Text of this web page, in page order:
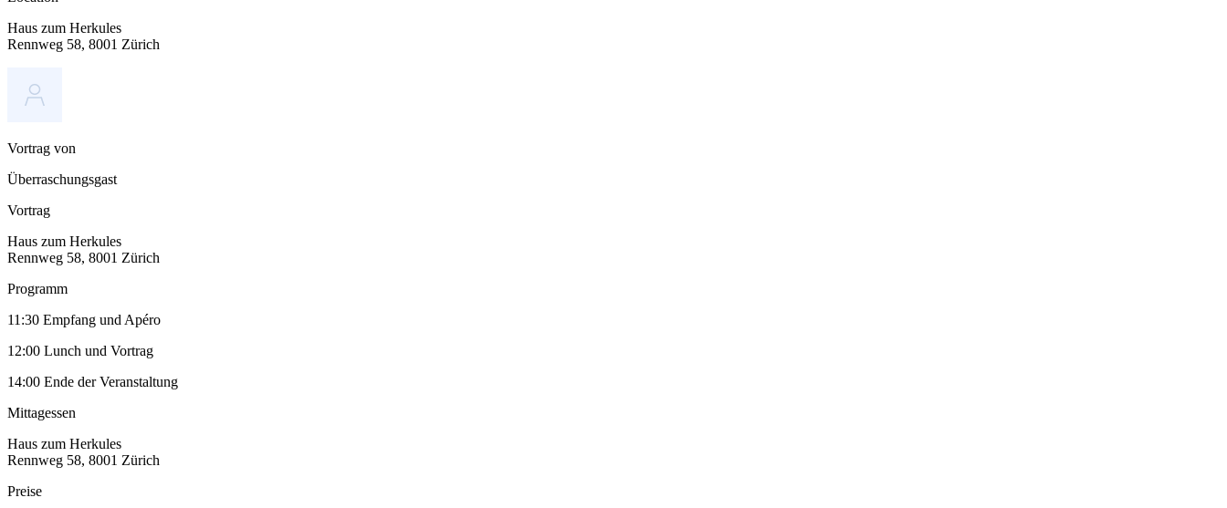
Haus zum Herkules
Rennweg 58, 8001 Zürich
Vortrag von
Überraschungsgast
Vortrag
Haus zum Herkules
Rennweg 58, 8001 Zürich
Programm
11:30 Empfang und Apéro
12:00 Lunch und Vortrag
14:00 Ende der Veranstaltung
Mittagessen
Haus zum Herkules
Rennweg 58, 8001 Zürich
Preise